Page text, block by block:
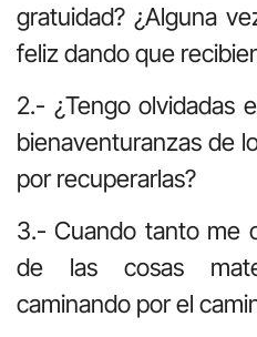
gratuidad? ¿Alguna
feliz dando que
2.- ¿Tengo olvidadas
bienaventuranzas de
por recuperarlas?
3.- Cuando tanto me
de las cosas
caminando por el